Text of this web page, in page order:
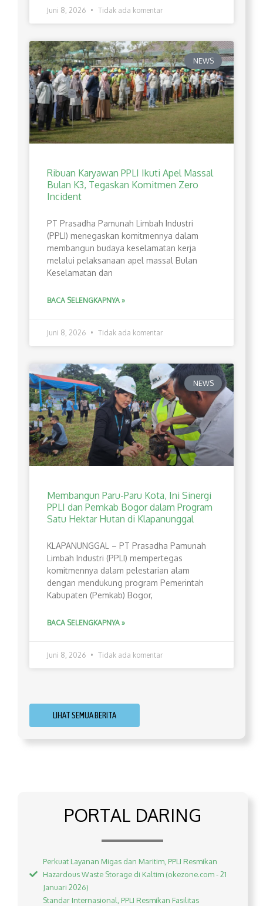
Juni 8, 2026 Tidak ada komentar
NEWS
Ribuan Karyawan PPLI Ikuti Apel Massal
Bulan K3, Tegaskan Komitmen Zero
Incident
PT Prasadha Pamunah Limbah Industri
(PPLI) menegaskan komitmennya dalam
membangun budaya keselamatan kerja
melalui pelaksanaan apel massal Bulan
Keselamatan dan
BACA SELENGKAPNYA »
Juni 8, 2026 Tidak ada komentar
NEWS
Membangun Paru-Paru Kota, Ini Sinergi
PPLI dan Pemkab Bogor dalam Program
Satu Hektar Hutan di Klapanunggal
​KLAPANUNGGAL – PT Prasadha Pamunah
Limbah Industri (PPLI) mempertegas
komitmennya dalam pelestarian alam
dengan mendukung program Pemerintah
Kabupaten (Pemkab) Bogor,
BACA SELENGKAPNYA »
Juni 8, 2026 Tidak ada komentar
LIHAT SEMUA BERITA
PORTAL DARING
Perkuat Layanan Migas dan Maritim, PPLI Resmikan
Hazardous Waste Storage di Kaltim (okezone.com - 21
Januari 2026)
Standar Internasional, PPLI Resmikan Fasilitas